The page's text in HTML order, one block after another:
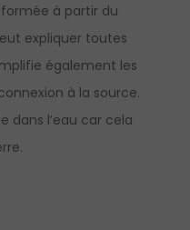
à partir du
expliquer toutes
également les
à la source.
dans l’eau car cela